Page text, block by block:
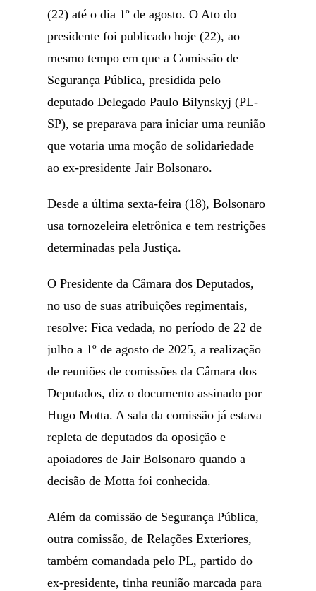
(22) até o dia 1º de agosto. O Ato do
presidente foi publicado hoje (22), ao
mesmo tempo em que a Comissão de
Segurança Pública, presidida pelo
deputado Delegado Paulo Bilynskyj (PL-
SP), se preparava para iniciar uma reunião
que votaria uma moção de solidariedade
ao ex-presidente Jair Bolsonaro.
Desde a última sexta-feira (18), Bolsonaro
usa tornozeleira eletrônica e tem restrições
determinadas pela Justiça.
O Presidente da Câmara dos Deputados,
no uso de suas atribuições regimentais,
resolve: Fica vedada, no período de 22 de
julho a 1º de agosto de 2025, a realização
de reuniões de comissões da Câmara dos
Deputados, diz o documento assinado por
Hugo Motta. A sala da comissão já estava
repleta de deputados da oposição e
apoiadores de Jair Bolsonaro quando a
decisão de Motta foi conhecida.
Além da comissão de Segurança Pública,
outra comissão, de Relações Exteriores,
também comandada pelo PL, partido do
ex-presidente, tinha reunião marcada para